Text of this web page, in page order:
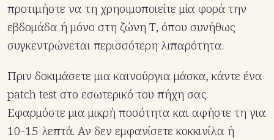
προτιμήστε να τη χρησιμοποιείτε μία φορά την
εβδομάδα ή μόνο στη ζώνη Τ, όπου συνήθως
συγκεντρώνεται περισσότερη λιπαρότητα.
Πριν δοκιμάσετε μια καινούργια μάσκα, κάντε ένα
patch test στο εσωτερικό του πήχη σας.
Εφαρμόστε μια μικρή ποσότητα και αφήστε τη για
10-15 λεπτά. Αν δεν εμφανίσετε κοκκινίλα ή